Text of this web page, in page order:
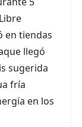
en tiendas
llegó
sugerida
fría
en los